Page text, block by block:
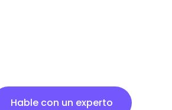
Hable con un experto